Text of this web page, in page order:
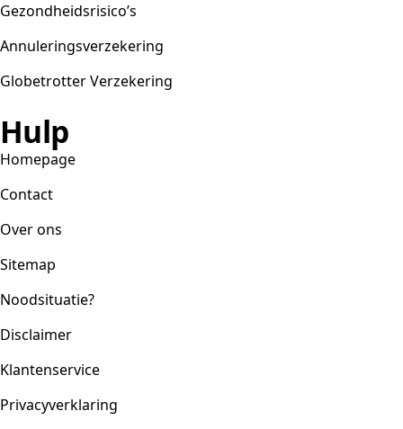
Gezondheidsrisico’s
Annuleringsverzekering
Globetrotter Verzekering
Hulp
Homepage
Contact
Over ons
Sitemap
Noodsituatie?
Disclaimer
Klantenservice
Privacyverklaring